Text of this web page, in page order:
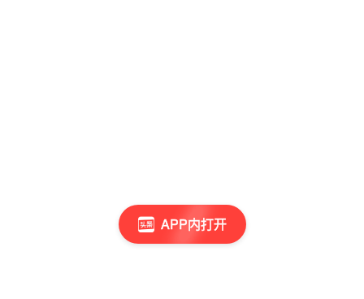
APP内打开